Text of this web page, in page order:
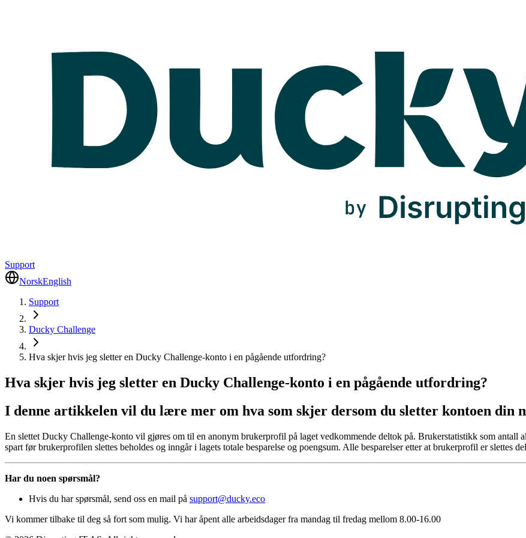
Support
NorskEnglish
Support
Ducky Challenge
Hva skjer hvis jeg sletter en Ducky Challenge-konto i en pågående utfordring?
Hva skjer hvis jeg sletter en Ducky Challenge-konto i en pågående utfordring?
I denne artikkelen vil du lære mer om hva som skjer dersom du sletter kontoen din
En slettet Ducky Challenge-konto vil gjøres om til en anonym brukerprofil på laget vedkommende deltok på. Brukerstatistikk som antall
spart før brukerprofilen slettes beholdes og inngår i lagets totale besparelse og poengsum. Alle besparelser etter at brukerprofil er slettes
Har du noen spørsmål?
Hvis du har spørsmål, send oss en mail på support@ducky.eco
Vi kommer tilbake til deg så fort som mulig. Vi har åpent alle arbeidsdager fra mandag til fredag mellom 8.00-16.00